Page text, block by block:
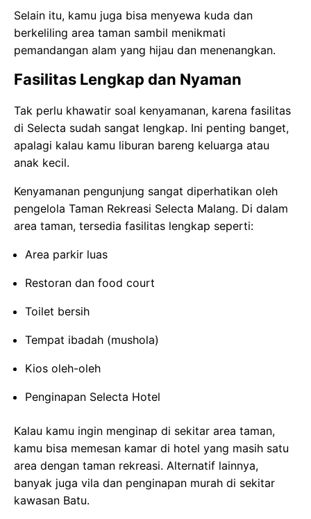
Selain itu, kamu juga bisa menyewa kuda dan
berkeliling area taman sambil menikmati
pemandangan alam yang hijau dan menenangkan.
Fasilitas Lengkap dan Nyaman
Tak perlu khawatir soal kenyamanan, karena fasilitas
di Selecta sudah sangat lengkap. Ini penting banget,
apalagi kalau kamu liburan bareng keluarga atau
anak kecil.
Kenyamanan pengunjung sangat diperhatikan oleh
pengelola Taman Rekreasi Selecta Malang. Di dalam
area taman, tersedia fasilitas lengkap seperti:
Area parkir luas
Restoran dan food court
Toilet bersih
Tempat ibadah (mushola)
Kios oleh-oleh
Penginapan Selecta Hotel
Kalau kamu ingin menginap di sekitar area taman,
kamu bisa memesan kamar di hotel yang masih satu
area dengan taman rekreasi. Alternatif lainnya,
banyak juga vila dan penginapan murah di sekitar
kawasan Batu.